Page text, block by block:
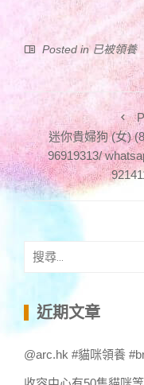
Posted in 已被領養
迷你貴婦狗 (女)
96919313/
搜
鍵
字:
近期文章
@arc.hk #貓咪領養